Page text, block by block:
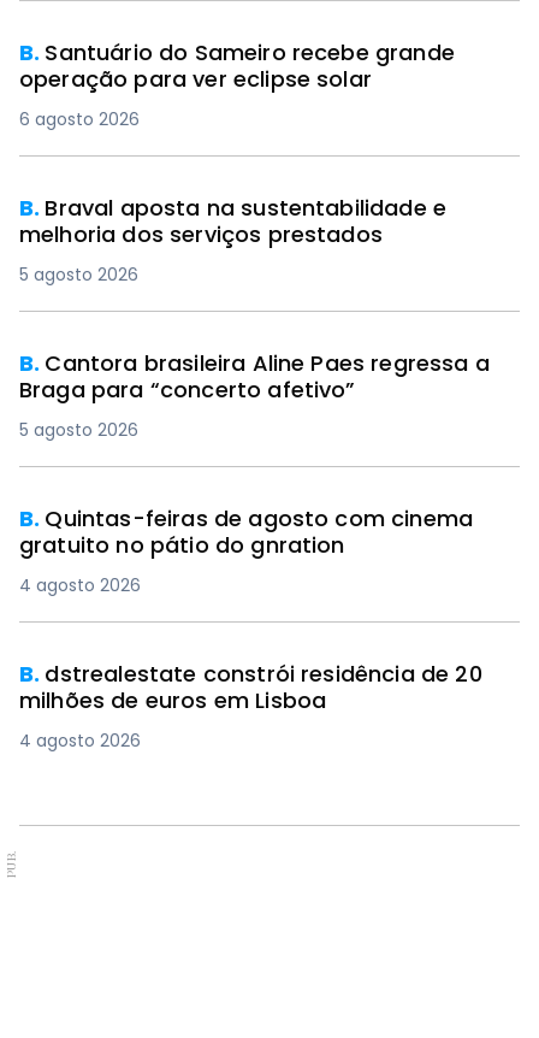
B. Santuário do Sameiro recebe grande
operação para ver eclipse solar
6 agosto 2026
B. Braval aposta na sustentabilidade e
melhoria dos serviços prestados
5 agosto 2026
B. Cantora brasileira Aline Paes regressa a
Braga para “concerto afetivo”
5 agosto 2026
B. Quintas-feiras de agosto com cinema
gratuito no pátio do gnration
4 agosto 2026
B. dstrealestate constrói residência de 20
milhões de euros em Lisboa
4 agosto 2026
PUB.